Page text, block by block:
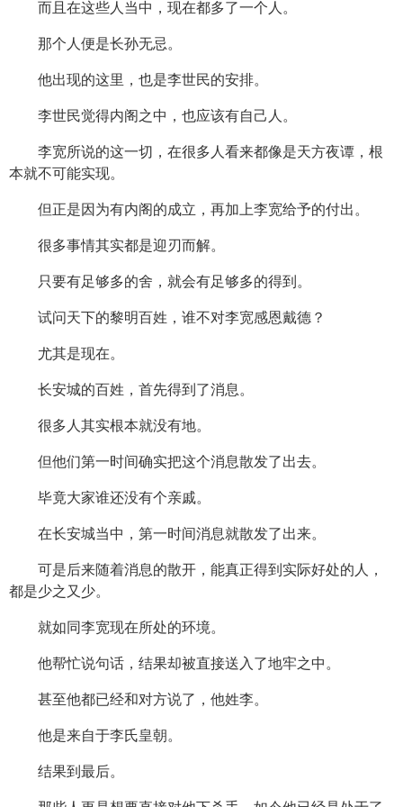
而且在这些人当中，现在都多了一个人。
那个人便是长孙无忌。
他出现的这里，也是李世民的安排。
李世民觉得内阁之中，也应该有自己人。
李宽所说的这一切，在很多人看来都像是天方夜谭，根
本就不可能实现。
但正是因为有内阁的成立，再加上李宽给予的付出。
很多事情其实都是迎刃而解。
只要有足够多的舍，就会有足够多的得到。
试问天下的黎明百姓，谁不对李宽感恩戴德？
尤其是现在。
长安城的百姓，首先得到了消息。
很多人其实根本就没有地。
但他们第一时间确实把这个消息散发了出去。
毕竟大家谁还没有个亲戚。
在长安城当中，第一时间消息就散发了出来。
可是后来随着消息的散开，能真正得到实际好处的人，
都是少之又少。
就如同李宽现在所处的环境。
他帮忙说句话，结果却被直接送入了地牢之中。
甚至他都已经和对方说了，他姓李。
他是来自于李氏皇朝。
结果到最后。